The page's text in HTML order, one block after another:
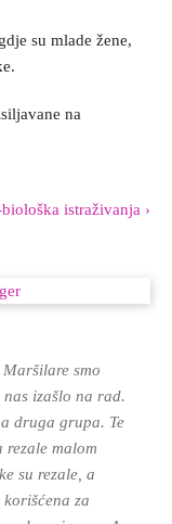
su mlade žene,
na
istraživanja ›
smo
izašlo na rad.
druga grupa. Te
rezale malom
su rezale, a
za